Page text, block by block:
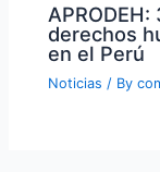
derechos
en el Perú
Noticias / By